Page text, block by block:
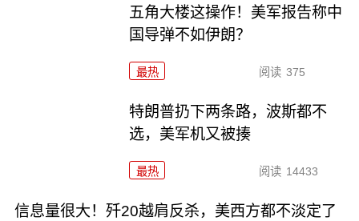
五角大楼这操作！美军报告称中
国导弹不如伊朗？
最热 阅读 375
特朗普扔下两条路，波斯都不
选，美军机又被揍
最热 阅读 14433
信息量很大！歼20越肩反杀，美西方都不淡定了